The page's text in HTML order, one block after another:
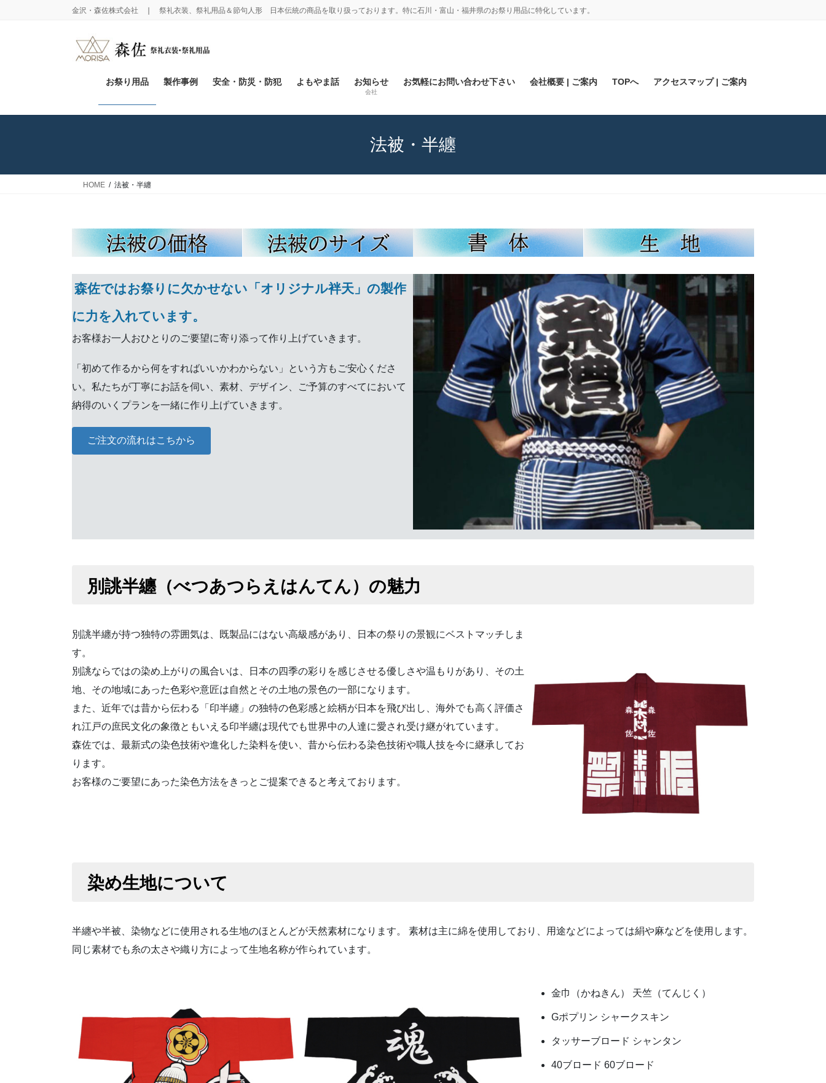
金沢・森佐株式会社 ❘ 祭礼衣装、祭礼用品＆節句人形 日本伝統の商品を取り扱っております。特に石川・富山・福井県のお祭り用品に特化しています。
お祭り用品 製作事例 安全・防災・防犯 よもやま話 お知らせ
会社
お気軽にお問い合わせ下さい 会社概要 | ご案内 TOPへ アクセスマップ | ご案内
法被・半纏
HOME 法被・半纏
森佐ではお祭りに欠かせない「オリジナル袢天」の製作
に力を入れています。
お客様お一人おひとりのご要望に寄り添って作り上げていきます。
「初めて作るから何をすればいいかわからない」という方もご安心くださ
い。私たちが丁寧にお話を伺い、素材、デザイン、ご予算のすべてにおいて
納得のいくプランを一緒に作り上げていきます。
ご注文の流れはこちから
別誂半纏（べつあつらえはんてん）の魅力
別誂半纏が持つ独特の雰囲気は、既製品にはない高級感があり、日本の祭りの景観にベストマッチしま
す。
別誂ならではの染め上がりの風合いは、日本の四季の彩りを感じさせる優しさや温もりがあり、その土
地、その地域にあった色彩や意匠は自然とその土地の景色の一部になります。
また、近年では昔から伝わる「印半纏」の独特の色彩感と絵柄が日本を飛び出し、海外でも高く評価さ
れ江戸の庶民文化の象徴ともいえる印半纏は現代でも世界中の人達に愛され受け継がれています。
森佐では、最新式の染色技術や進化した染料を使い、昔から伝わる染色技術や職人技を今に継承してお
ります。
お客様のご要望にあった染色方法をきっとご提案できると考えております。
染め生地について
半纏や半被、染物などに使用される生地のほとんどが天然素材になります。 素材は主に綿を使用しており、用途などによっては絹や麻などを使用します。
同じ素材でも糸の太さや織り方によって生地名称が作られています。
金巾（かねきん） 天竺（てんじく）
Gポプリン シャークスキン
タッサーブロード シャンタン
40ブロード 60ブロード